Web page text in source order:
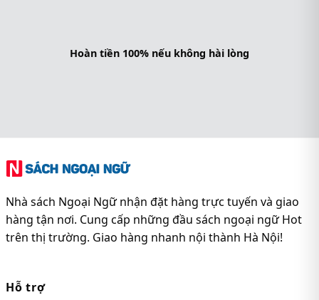
Hoàn tiền 100% nếu không hài lòng
Nhà sách Ngoại Ngữ nhận đặt hàng trực tuyến và giao
hàng tận nơi. Cung cấp những đầu sách ngoại ngữ Hot
trên thị trường. Giao hàng nhanh nội thành Hà Nội!
Hỗ trợ